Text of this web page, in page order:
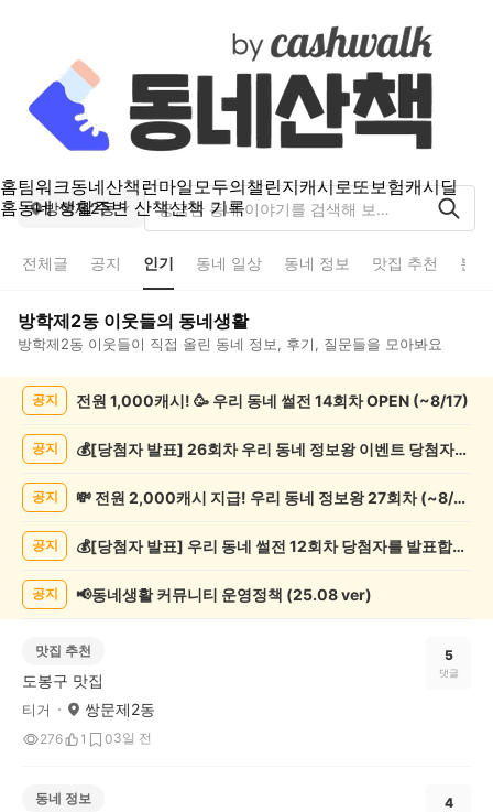
홈팀워크동네산책 런마일모두의챌린지캐시로또보험캐시딜
홈동네 생활주변 산책산책 기록
방학제2동
전체글 공지 인기 동네 일상 동네 정보 맛집 추천 분
방학제2동 이웃들의 동네생활
방학제2동 이웃들이 직접 올린 동네 정보, 후기, 질문들을 모아봐요
목
공지 전원 1,000캐시! 🥳 우리 동네 썰전 14회차 OPEN (~8/17)
공지 💰[당첨자 발표] 26회차 우리 동네 정보왕 이벤트 당첨자를 발표합니다!
공지 💸 전원 2,000캐시 지급! 우리 동네 정보왕 27회차 (~8/10)
공지 💰[당첨자 발표] 우리 동네 썰전 12회차 당첨자를 발표합니다!
공지 📢동네생활 커뮤니티 운영정책 (25.08 ver)
맛집 추천
도봉구 맛집
티거 쌍문제2동
276 1 03일 전
5
댓글
동네 정보 4